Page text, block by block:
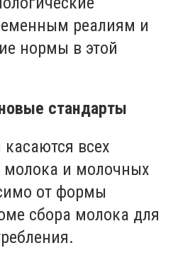
реалиям и
нормы в этой
стандарты
всех
молока и молочных
от формы
сбора молока для